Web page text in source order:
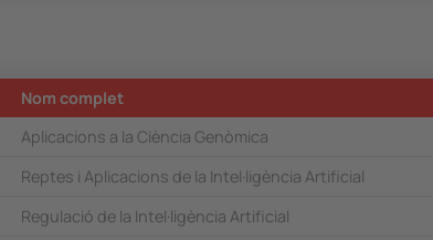
Nom complet
Aplicacions a la Ciència Genòmica
Reptes i Aplicacions de la Intel·ligència Artificial
Regulació de la Intel·ligència Artificial